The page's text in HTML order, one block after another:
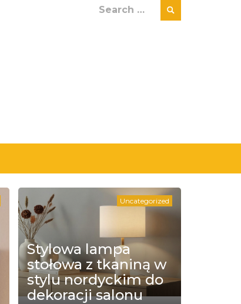
Search
Uncategorized
Stylowa lampa
stołowa z tkaniną w
stylu nordyckim do
dekoracji salonu